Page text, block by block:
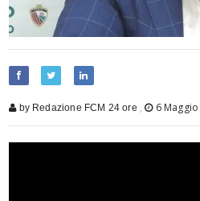
by Redazione FCM 24 ore , 6